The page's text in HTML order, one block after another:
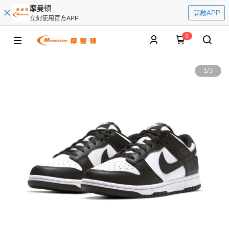
摩曼頓
立刻使用官方APP
開啟APP
0
1/3